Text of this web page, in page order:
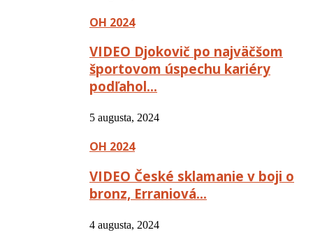
OH 2024
VIDEO Djokovič po najväčšom
športovom úspechu kariéry
podľahol…
5 augusta, 2024
OH 2024
VIDEO České sklamanie v boji o
bronz, Erraniová…
4 augusta, 2024